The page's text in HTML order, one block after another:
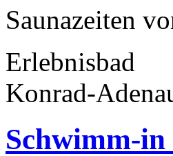
Saunazeiten
Erlebnisbad
Konrad-
Schwimm-in